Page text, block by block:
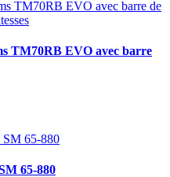
TM70RB EVO avec barre
65-880